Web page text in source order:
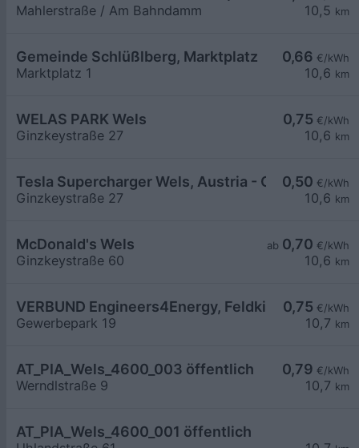
10,5 km
Mahlerstraße / Am Bahndamm
0,66 €/kWh
10,6 km
Gemeinde Schlüßlberg, Marktplatz
Marktplatz 1
0,75 €/kWh
10,6 km
WELAS PARK Wels
Ginzkeystraße 27
0,50 €/kWh
10,6 km
Tesla Supercharger Wels, Austria - Ost
Ginzkeystraße 27
ab 0,70 €/kWh
10,6 km
McDonald's Wels
Ginzkeystraße 60
0,75 €/kWh
10,7 km
VERBUND Engineers4Energy, Feldkirchen an der
Gewerbepark 19
0,79 €/kWh
10,7 km
AT_PIA_Wels_4600_003 öffentlich
Werndlstraße 9
AT_PIA_Wels_4600_001 öffentlich